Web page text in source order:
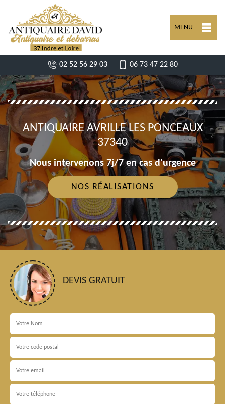
MENU
02 52 56 29 03 06 73 47 22 80
ANTIQUAIRE AVRILLE LES PONCEAUX
37340
Nous intervenons 7j/7 en cas d'urgence
NOS RÉALISATIONS
DEVIS GRATUIT